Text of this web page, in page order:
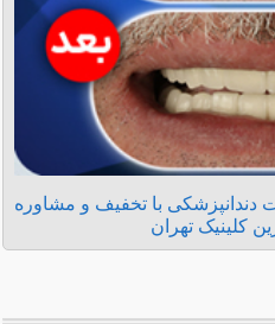
دندانپزشکی با تخفیف و مشاوره
کلینیک تهران